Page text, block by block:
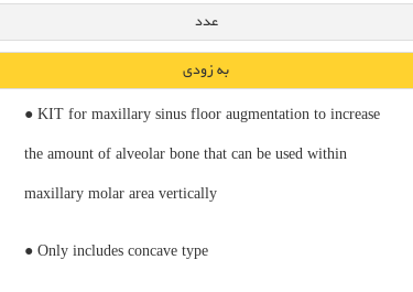
عدد
به زودی
● KIT for maxillary sinus floor augmentation to increase
the amount of alveolar bone that can be used within
maxillary molar area vertically
● Only includes concave type